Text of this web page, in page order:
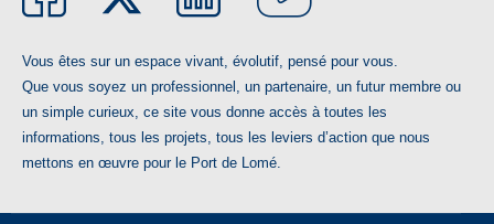
Vous êtes sur un espace vivant, évolutif, pensé pour vous.
Que vous soyez un professionnel, un partenaire, un futur membre ou
un simple curieux, ce site vous donne accès à toutes les
informations, tous les projets, tous les leviers d’action que nous
mettons en œuvre pour le Port de Lomé.